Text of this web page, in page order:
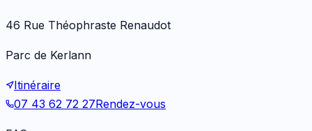
46 Rue Théophraste Renaudot
Parc de Kerlann
Itinéraire
07 43 62 72 27Rendez-vous